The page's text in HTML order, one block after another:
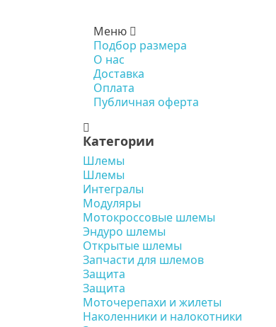
Меню
Подбор размера
О нас
Доставка
Оплата
Публичная оферта
Категории
Шлемы
Шлемы
Интегралы
Модуляры
Мотокроссовые шлемы
Эндуро шлемы
Открытые шлемы
Запчасти для шлемов
Защита
Защита
Моточерепахи и жилеты
Наколенники и налокотники